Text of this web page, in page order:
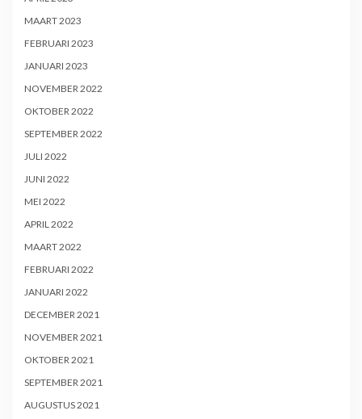
MAART 2023
FEBRUARI 2023
JANUARI 2023
NOVEMBER 2022
OKTOBER 2022
SEPTEMBER 2022
JULI 2022
JUNI 2022
MEI 2022
APRIL 2022
MAART 2022
FEBRUARI 2022
JANUARI 2022
DECEMBER 2021
NOVEMBER 2021
OKTOBER 2021
SEPTEMBER 2021
AUGUSTUS 2021